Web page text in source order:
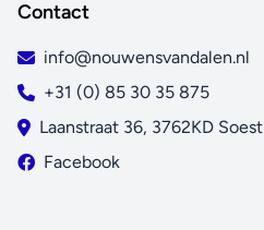
Contact
info@nouwensvandalen.nl
+31 (0) 85 30 35 875
Laanstraat 36, 3762KD Soest
Facebook